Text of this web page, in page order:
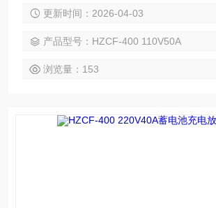
更新时间：2026-04-03
产品型号：HZCF-400 110V50A
浏览量：153